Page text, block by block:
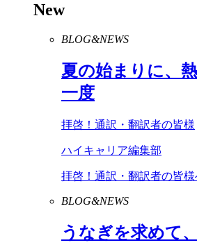
New
BLOG&NEWS
夏の始まりに、
一度
拝啓！通訳・翻訳者の皆様
ハイキャリア編集部
拝啓！通訳・翻訳者の皆様
BLOG&NEWS
うなぎを求めて